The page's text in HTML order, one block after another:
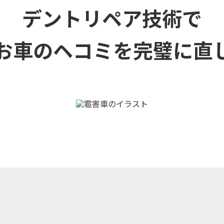
デントリペア技術で
車のヘコミを完璧に直